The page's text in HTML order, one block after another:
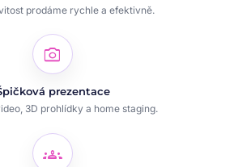
prodáme rychle a efektivně.
photo_camera
prezentace
3D prohlídky a home staging.
groups